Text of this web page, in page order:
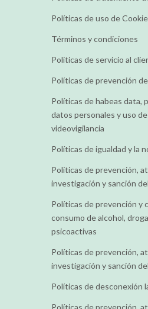
Políticas de uso de
Términos y condiciones
Políticas de servicio al
Políticas de prevención
Políticas de habeas data,
datos personales y uso
videovigilancia
Políticas de igualdad y la
Políticas de prevención,
investigación y sanción
Políticas de prevención y
consumo de alcohol,
psicoactivas
Políticas de prevención,
investigación y sanción
Políticas de desconexión
Políticas de prevención,